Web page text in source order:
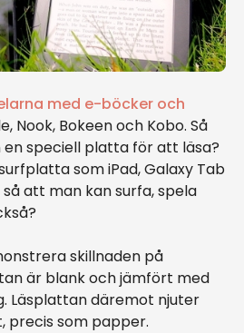
med e-böcker och
Nook, Bokeen och Kobo. Så
speciell platta för att läsa?
som iPad, Galaxy Tab
att man kan surfa, spela
skillnaden på
är blank och jämfört med
Läsplattan däremot njuter
precis som papper.